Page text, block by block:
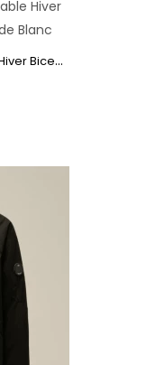
V
Este Krakatau Imperméable Hiver Bicep QM480-4...